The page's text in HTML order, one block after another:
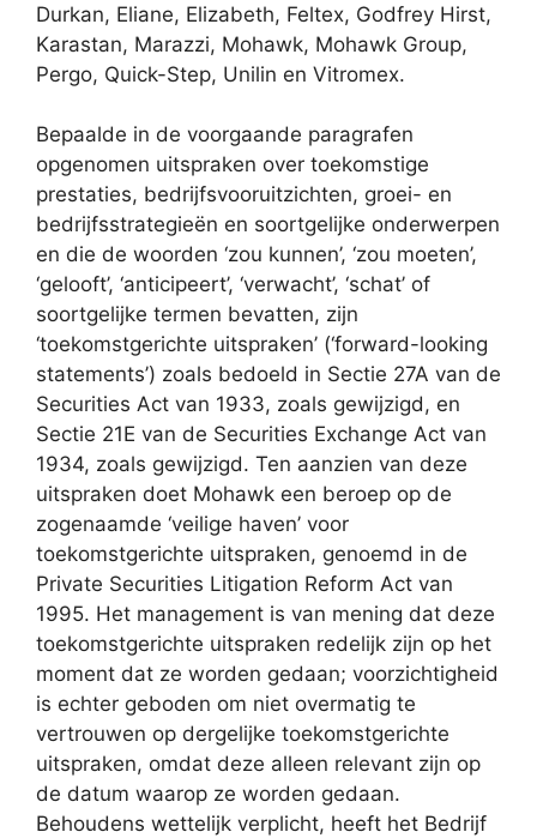
Durkan, Eliane, Elizabeth, Feltex, Godfrey Hirst,
Karastan, Marazzi, Mohawk, Mohawk Group,
Pergo, Quick-Step, Unilin en Vitromex.
Bepaalde in de voorgaande paragrafen
opgenomen uitspraken over toekomstige
prestaties, bedrijfsvooruitzichten, groei- en
bedrijfsstrategieën en soortgelijke onderwerpen
en die de woorden ‘zou kunnen’, ‘zou moeten’,
‘gelooft’, ‘anticipeert’, ‘verwacht’, ‘schat’ of
soortgelijke termen bevatten, zijn
‘toekomstgerichte uitspraken’ (‘forward-looking
statements’) zoals bedoeld in Sectie 27A van de
Securities Act van 1933, zoals gewijzigd, en
Sectie 21E van de Securities Exchange Act van
1934, zoals gewijzigd. Ten aanzien van deze
uitspraken doet Mohawk een beroep op de
zogenaamde ‘veilige haven’ voor
toekomstgerichte uitspraken, genoemd in de
Private Securities Litigation Reform Act van
1995. Het management is van mening dat deze
toekomstgerichte uitspraken redelijk zijn op het
moment dat ze worden gedaan; voorzichtigheid
is echter geboden om niet overmatig te
vertrouwen op dergelijke toekomstgerichte
uitspraken, omdat deze alleen relevant zijn op
de datum waarop ze worden gedaan.
Behoudens wettelijk verplicht, heeft het Bedrijf